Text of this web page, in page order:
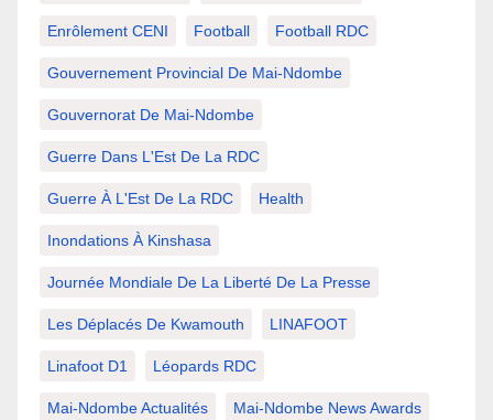
Enrôlement CENI Football Football RDC
Gouvernement Provincial De Mai-Ndombe
Gouvernorat De Mai-Ndombe
Guerre Dans L'Est De La RDC
Guerre À L'Est De La RDC Health
Inondations À Kinshasa
Journée Mondiale De La Liberté De La Presse
Les Déplacés De Kwamouth LINAFOOT
Linafoot D1 Léopards RDC
Mai-Ndombe Actualités Mai-Ndombe News Awards